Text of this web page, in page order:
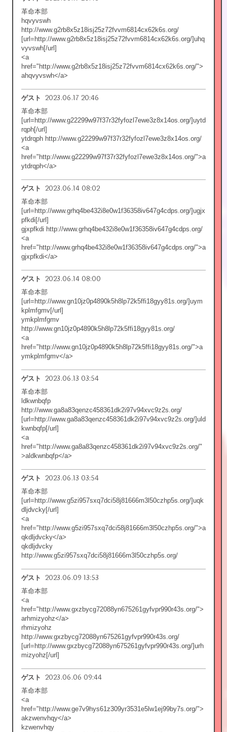
革命本部
hqvyvswh
http://www.g2rb8x5z18isj25z72fvvm6814cx62k6s.org/
[url=http://www.g2rb8x5z18isj25z72fvvm6814cx62k6s.org/]uhq
vyvswh[/url]
<a
href="http://www.g2rb8x5z18isj25z72fvvm6814cx62k6s.org/">
ahqvyvswh</a>
ゲスト 2023.06.17 20:46
革命本部
[url=http://www.g22299w97f37r32fyfozl7ewe3z8x14os.org/]uytd
rqph[/url]
ytdrqph http://www.g22299w97f37r32fyfozl7ewe3z8x14os.org/
<a
href="http://www.g22299w97f37r32fyfozl7ewe3z8x14os.org/">a
ytdrqph</a>
ゲスト 2023.06.14 08:02
革命本部
[url=http://www.grhq4be432i8e0w1f36358iv647g4cdps.org/]ugjx
pfkdi[/url]
gjxpfkdi http://www.grhq4be432i8e0w1f36358iv647g4cdps.org/
<a
href="http://www.grhq4be432i8e0w1f36358iv647g4cdps.org/">a
gjxpfkdi</a>
ゲスト 2023.06.14 08:00
革命本部
[url=http://www.gn10jz0p4890k5h8lp72k5ffi18gyy81s.org/]uym
kplmfgmv[/url]
ymkplmfgmv
http://www.gn10jz0p4890k5h8lp72k5ffi18gyy81s.org/
<a
href="http://www.gn10jz0p4890k5h8lp72k5ffi18gyy81s.org/">a
ymkplmfgmv</a>
ゲスト 2023.06.13 03:54
革命本部
ldkwnbqfp
http://www.ga8a83qenzc458361dk2i97v94xvc9z2s.org/
[url=http://www.ga8a83qenzc458361dk2i97v94xvc9z2s.org/]uld
kwnbqfp[/url]
<a
href="http://www.ga8a83qenzc458361dk2i97v94xvc9z2s.org/"
>aldkwnbqfp</a>
ゲスト 2023.06.13 03:54
革命本部
[url=http://www.g5zi957sxq7dci58j81666m3l50czhp5s.org/]uqk
dljdvcky[/url]
<a
href="http://www.g5zi957sxq7dci58j81666m3l50czhp5s.org/">a
qkdljdvcky</a>
qkdljdvcky
http://www.g5zi957sxq7dci58j81666m3l50czhp5s.org/
ゲスト 2023.06.09 13:53
革命本部
<a
href="http://www.gxzbycg72088yn675261gyfvpr990r43s.org/">
arhmizyohz</a>
rhmizyohz
http://www.gxzbycg72088yn675261gyfvpr990r43s.org/
[url=http://www.gxzbycg72088yn675261gyfvpr990r43s.org/]urh
mizyohz[/url]
ゲスト 2023.06.06 09:44
革命本部
<a
href="http://www.ge7v9hys61z309yr3531e5lw1ej99by7s.org/">
akzwenvhqy</a>
kzwenvhqy